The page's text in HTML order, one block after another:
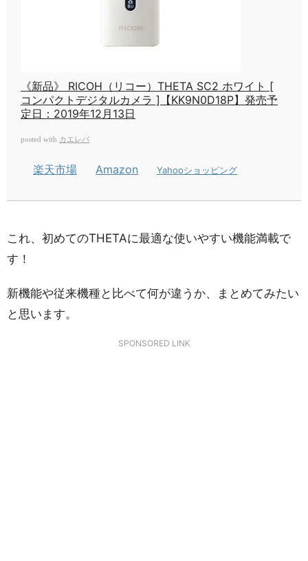
《新品》 RICOH（リコー）THETA SC2 ホワイト [
コンパクトデジタルカメラ ]【KK9N0D18P】発売予
定日：2019年12月13日
posted with カエレバ
楽天市場 Amazon Yahooショッピング
これ、初めてのTHETAに最適な使いやすい機能満載で
す！
新機能や従来機種と比べて何が違うか、まとめてみたい
と思います。
SPONSORED LINK